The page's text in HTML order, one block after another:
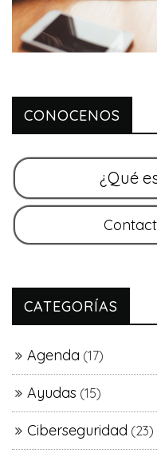
CONOCENOS
CATEGORÍAS
Agenda (17)
Ayudas (15)
Ciberseguridad (23)